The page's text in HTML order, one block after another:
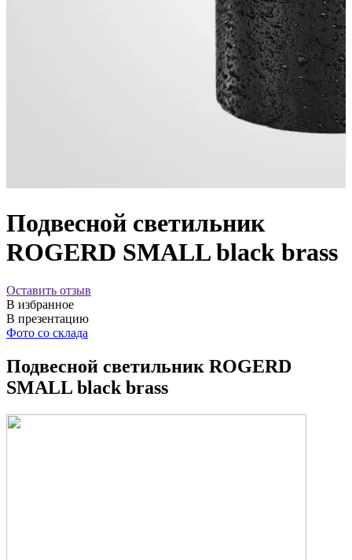
Подвесной светильник
ROGERD SMALL black brass
Оставить отзыв
В избранное
В презентацию
Фото со склада
Подвесной светильник ROGERD
SMALL black brass